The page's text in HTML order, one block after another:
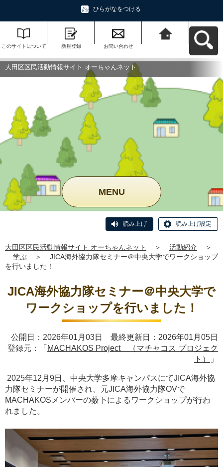
ひらがなをつける
このサイトについて 新規登録 お問い合わせ
ットへ戻る
大田区区民活動情報サイト オーちゃんネット
MENU
読み上げ 読み上げ設定
大田区区民活動情報サイト オーちゃんネット ＞ 活動紹介
＞
学ぶ
＞
JICA海外協力隊セミナー＠中央大学でワークショップ
を行いました！
JICA海外協力隊セミナー＠中央大学で
ワークショップを行いました！
公開日：2026年01月03日 最終更新日：2026年01月05日
登録元：「 MACHAKOS Project （マチャコス プロジェク
ト）
」
2025年12月9日、中央大学多摩キャンパスにてJICA海外協
力隊セミナーが開催され、元JICA海外協力隊OVで
MACHAKOSメンバーの薮下によるワークショップが行わ
れました。